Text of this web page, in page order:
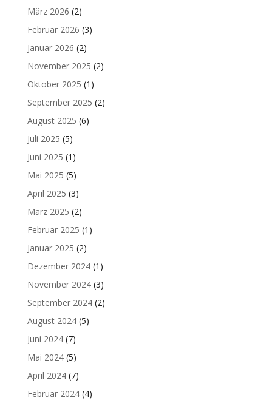
März 2026 (2)
Februar 2026 (3)
Januar 2026 (2)
November 2025 (2)
Oktober 2025 (1)
September 2025 (2)
August 2025 (6)
Juli 2025 (5)
Juni 2025 (1)
Mai 2025 (5)
April 2025 (3)
März 2025 (2)
Februar 2025 (1)
Januar 2025 (2)
Dezember 2024(1)
November 2024(3)
September 2024(2)
August 2024(5)
Juni 2024(7)
Mai 2024(5)
April 2024(7)
Februar 2024(4)